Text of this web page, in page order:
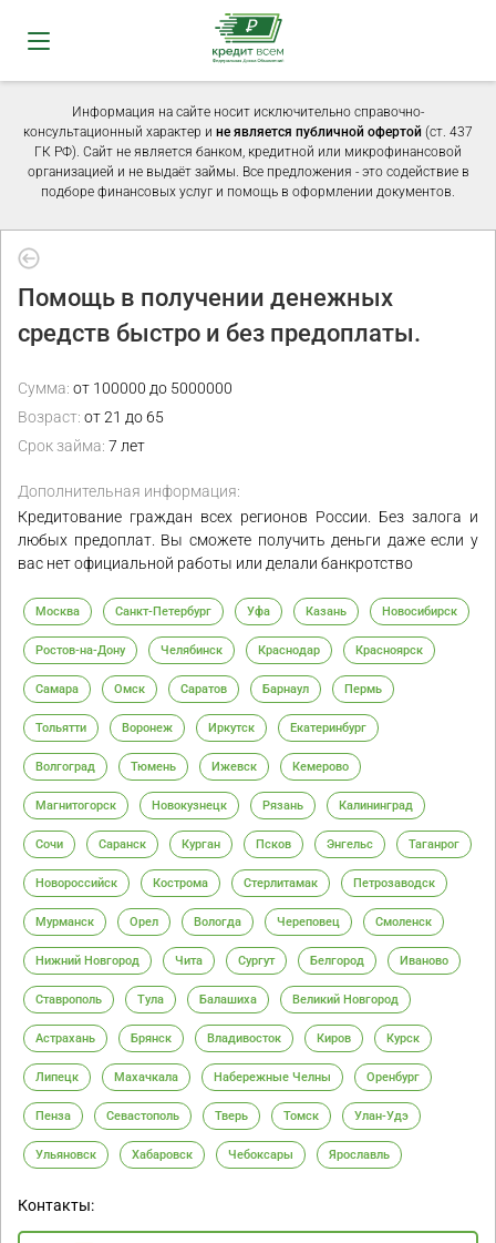
Информация на сайте носит исключительно справочно-
консультационный характер и не является публичной офертой (ст. 437
ГК РФ). Сайт не является банком, кредитной или микрофинансовой
организацией и не выдаёт займы. Все предложения - это содействие в
подборе финансовых услуг и помощь в оформлении документов.
Помощь в получении денежных
средств быстро и без предоплаты.
Сумма: от 100000 до 5000000
Возраст: от 21 до 65
Срок займа: 7 лет
Дополнительная информация:
Кредитование граждан всех регионов России. Без залога и
любых предоплат. Вы сможете получить деньги даже если у
вас нет официальной работы или делали банкротство
Москва Санкт-Петербург Уфа Казань Новосибирск
Ростов-на-Дону Челябинск Краснодар Красноярск
Самара Омск Саратов Барнаул Пермь
Тольятти Воронеж Иркутск Екатеринбург
Волгоград Тюмень Ижевск Кемерово
Магнитогорск Новокузнецк Рязань Калининград
Сочи Саранск Курган Псков Энгельс Таганрог
Новороссийск Кострома Стерлитамак Петрозаводск
Мурманск Орел Вологда Череповец Смоленск
Нижний Новгород Чита Сургут Белгород Иваново
Ставрополь Тула Балашиха Великий Новгород
Астрахань Брянск Владивосток Киров Курск
Липецк Махачкала Набережные Челны Оренбург
Пенза Севастополь Тверь Томск Улан-Удэ
Ульяновск Хабаровск Чебоксары Ярославль
Контакты: